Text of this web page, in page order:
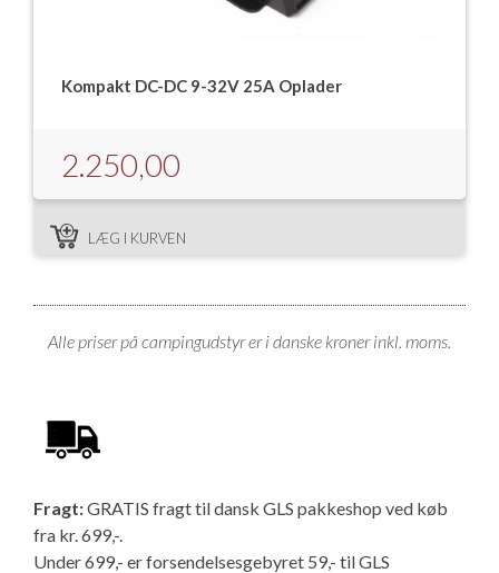
Kompakt DC-DC 9-32V 25A Oplader
2.250,00
LÆG I KURVEN
Alle priser på campingudstyr er i danske kroner inkl. moms.
Fragt:GRATIS fragt til dansk GLS pakkeshop ved køb
fra kr. 699,-.
Under 699,- er forsendelsesgebyret 59,- til GLS